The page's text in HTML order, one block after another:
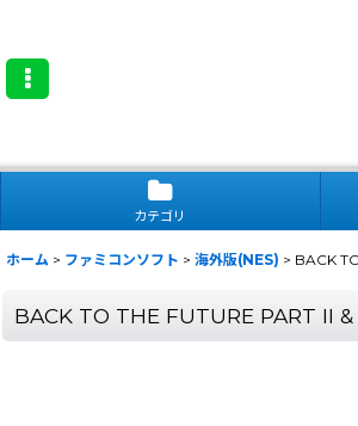
カテゴリ
ホーム > ファミコンソフト > 海外版(NES) > BACK
BACK TO THE FUTURE PART II &